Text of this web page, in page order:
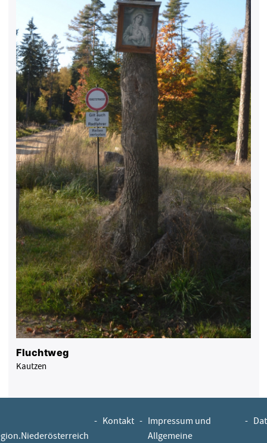
Fluchtweg
Kautzen
- Kontakt - Impressum und
Allgemeine
-